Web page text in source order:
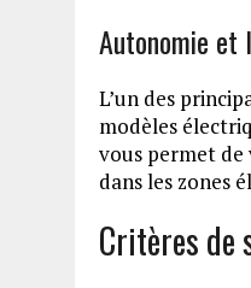
Autonomie et
L’un des
modèles
vous permet de
dans les zones
Critères de